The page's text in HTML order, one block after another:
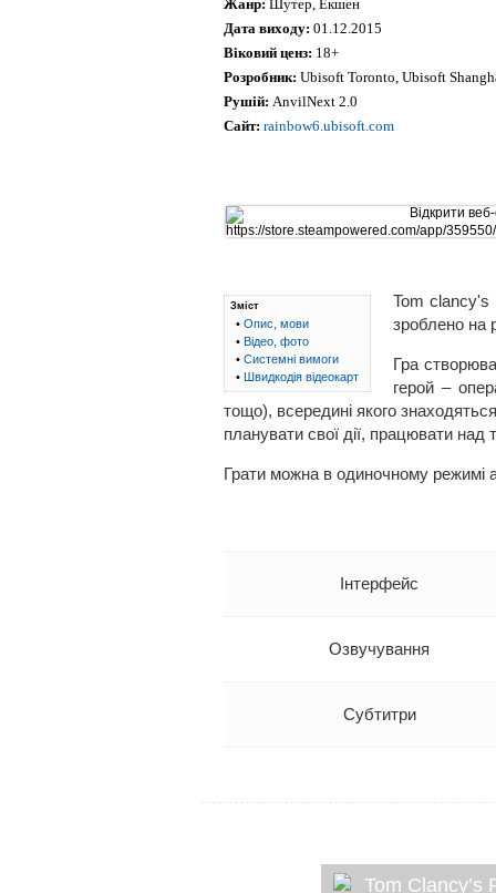
Жанр: Шутер, Екшен
Дата виходу: 01.12.2015
Віковий ценз: 18+
Розробник: Ubisoft Toronto, Ubisoft
Рушій: AnvilNext 2.0
Сайт: rainbow6.ubisoft.com
Зміст
• Опис, мови
• Відео, фото
• Системні вимоги
• Швидкодія відеокарт
Tom clancy's
зроблено на
Гра
герой –
тощо), всередині якого
планувати свої дії, працювати над
Грати можна в одиночному режимі
Інтерфейс
Озвучування
Субтитри
Tom Clancy’s